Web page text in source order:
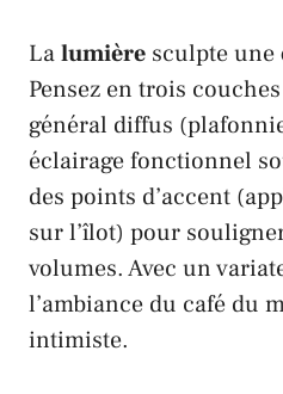
Lalumière sculpte une
Pensez en trois
général diffus
éclairage fonctionnel
des points d’accent
sur l’îlot) pour
volumes. Avec un
l’ambiance du café du
intimiste.